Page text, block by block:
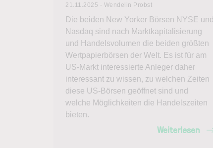
21.11.2025 - Wendelin Probst
Die beiden New Yorker Börsen NYSE und
Nasdaq sind nach Marktkapitalisierung
und Handelsvolumen die beiden größten
Wertpapierbörsen der Welt. Es ist für am
US-Markt interessierte Anleger daher
interessant zu wissen, zu welchen Zeiten
diese US-Börsen geöffnet sind und
welche Möglichkeiten die Handelszeiten
bieten.
Weiterlesen